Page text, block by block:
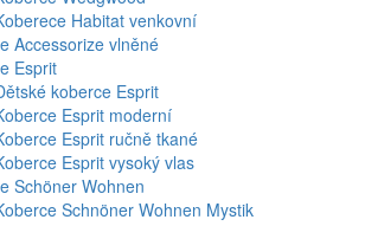
Habitat venkovní
Accessorize vlněné
Esprit
koberce Esprit
Esprit moderní
Esprit ručně tkané
Esprit vysoký vlas
Schöner Wohnen
Schnöner Wohnen Mystik